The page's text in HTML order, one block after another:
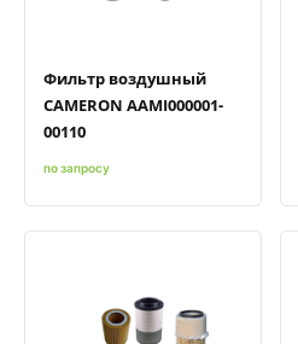
Фильтр воздушный
CAMERON AAMI000001-
00110
по запросу